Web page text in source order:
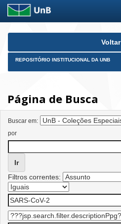
Skip
Voltar
REPOSITÓRIO INSTITUCIONAL DA UNB
Página de Busca
Buscar em:
por
Filtros correntes: